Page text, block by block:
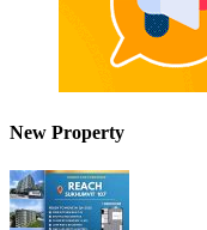
New Property